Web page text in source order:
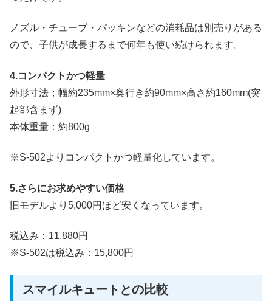
ノズル・チューブ・パッキンなどの消耗品は別売りがある
ので、子供が成長するまで何年も使い続けられます。
4.コンパクトかつ軽量
外形寸法；幅約235mm×奥行き約90mm×高さ約160mm(突
起部含まず)
本体重量：約800g
※S-502よりコンパクトかつ軽量化しています。
5.さらにお求めやすい価格
旧モデルより5,000円ほど安くなっています。
税込み：11,880円
※S-502は税込み：15,800円
スマイルキュートとの比較